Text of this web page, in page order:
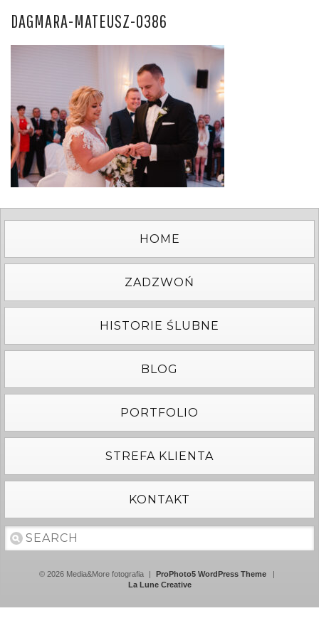
DAGMARA-MATEUSZ-0386
HOME
ZADZWOŃ
HISTORIE ŚLUBNE
BLOG
PORTFOLIO
STREFA KLIENTA
KONTAKT
© 2026 Media&More fotografia ProPhoto5 WordPress Theme
La Lune Creative